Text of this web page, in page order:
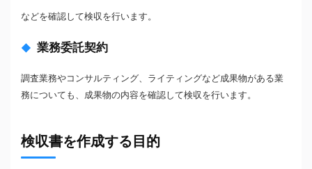
などを確認して検収を行います。
業務委託契約
調査業務やコンサルティング、ライティングなど成果物がある業
務についても、成果物の内容を確認して検収を行います。
検収書を作成する目的